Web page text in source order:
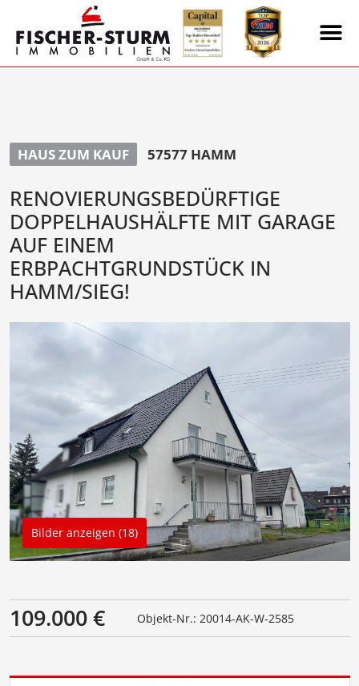
HAUS ZUM KAUF 57577 HAMM
RENOVIERUNGSBEDÜRFTIGE
DOPPELHAUSHÄLFTE MIT GARAGE
AUF EINEM
ERBPACHTGRUNDSTÜCK IN
HAMM/SIEG!
Bilder anzeigen (18)
109.000 € Objekt-Nr.: 20014-AK-W-2585